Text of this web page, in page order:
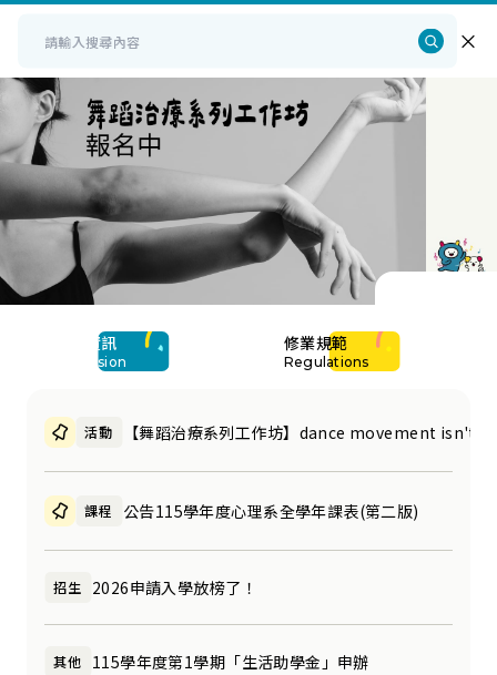
招生資訊
Admission
修業規範
Regulations
活動
活動 【舞蹈治療系列工作坊】dance movement isn't
課程
課程 公告115學年度心理系全學年課表(第二版)
招生
招生 2026申請入學放榜了！
其他
其他 115學年度第1學期「生活助學金」申辦